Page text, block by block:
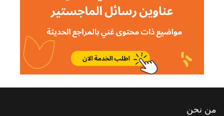
من نحن